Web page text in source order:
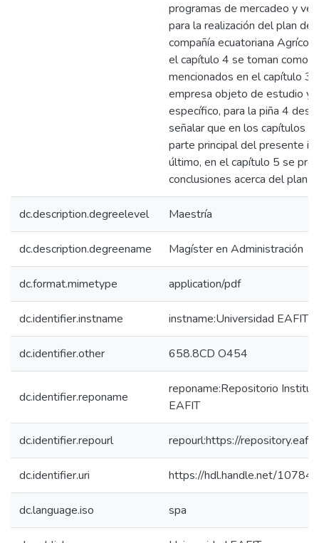
programas de mercadeo y
para la realización del plan de
compañía ecuatoriana
el capítulo 4 se toman como
mencionados en el capítulo 3,
empresa objeto de estudio y,
específico, para la piña 4
señalar que en los capítulos
parte principal del presente
último, en el capítulo 5 se
conclusiones acerca del plan
dc.description.degreelevel Maestría
dc.description.degreename Magíster en Administración
dc.format.mimetype application/pdf
dc.identifier.instname instname:Universidad EAFIT
dc.identifier.other 658.8CD O454
dc.identifier.reponame
reponame:Repositorio
EAFIT
dc.identifier.repourl repourl:https://
dc.identifier.uri https://hdl.handle.net/
dc.language.iso spa